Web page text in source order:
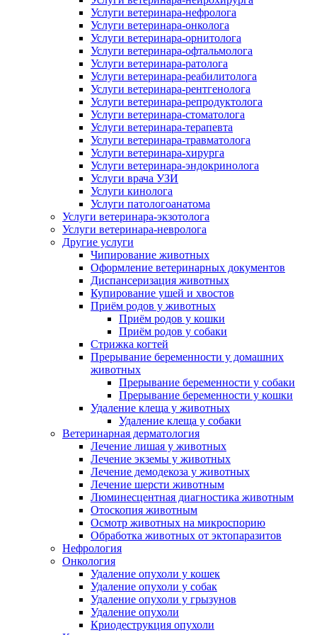
Услуги ветеринара-нефролога
Услуги ветеринара-онколога
Услуги ветеринара-орнитолога
Услуги ветеринара-офтальмолога
Услуги ветеринара-ратолога
Услуги ветеринара-реабилитолога
Услуги ветеринара-рентгенолога
Услуги ветеринара-репродуктолога
Услуги ветеринара-стоматолога
Услуги ветеринара-терапевта
Услуги ветеринара-травматолога
Услуги ветеринара-хирурга
Услуги ветеринара-эндокринолога
Услуги врача УЗИ
Услуги кинолога
Услуги патологоанатома
Услуги ветеринара-экзотолога
Услуги ветеринара-невролога
Другие услуги
Чипирование животных
Оформление ветеринарных документов
Диспансеризация животных
Купирование ушей и хвостов
Приём родов у животных
Приём родов у кошки
Приём родов у собаки
Стрижка когтей
Прерывание беременности у домашних
животных
Прерывание беременности у собаки
Прерывание беременности у кошки
Удаление клеща у животных
Удаление клеща у собаки
Ветеринарная дерматология
Лечение лишая у животных
Лечение экземы у животных
Лечение демодекоза у животных
Лечение шерсти животным
Люминесцентная диагностика животным
Отоскопия животным
Осмотр животных на микроспорию
Обработка животных от эктопаразитов
Нефрология
Онкология
Удаление опухоли у кошек
Удаление опухоли у собак
Удаление опухоли у грызунов
Удаление опухоли
Криодеструкция опухоли